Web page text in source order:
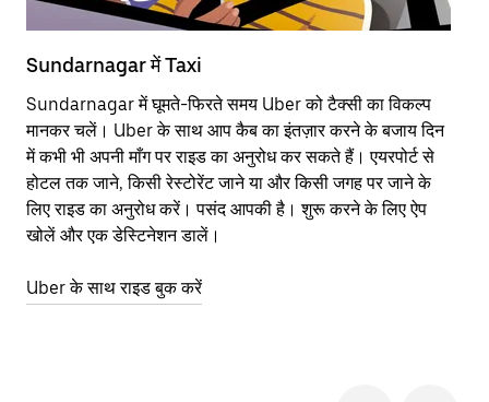
Sundarnagar में Taxi
Sundarnagar में घूमते-फिरते समय Uber को टैक्सी का विकल्प
मानकर चलें। Uber के साथ आप कैब का इंतज़ार करने के बजाय दिन
में कभी भी अपनी माँग पर राइड का अनुरोध कर सकते हैं। एयरपोर्ट से
होटल तक जाने, किसी रेस्टोरेंट जाने या और किसी जगह पर जाने के
लिए राइड का अनुरोध करें। पसंद आपकी है। शुरू करने के लिए ऐप
खोलें और एक डेस्टिनेशन डालें।
Uber के साथ राइड बुक करें